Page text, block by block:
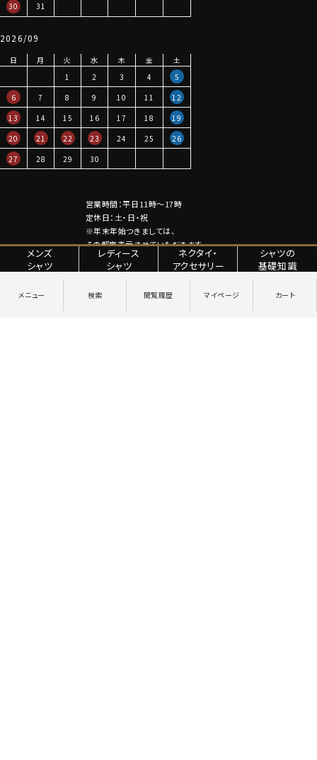
メンズ
シャツ
レディース
シャツ
ネクタイ・
アクセサリー
シャツの
基礎知識
30
31
2026/09
日 月 火 水 木 金
土
1
2 3 4
5
6
7 8 9 10 11
12
13
14 15 16 17 18
19
20
21 22 23 24 25
26
27
28 29 30
営業時間：平日11時～17時
定休日：土・日・祝
※年末年始つきましては、
その都度表示させていただきます。
特定商取引法に関する表記 プライバシーポリシー
Copyright © YANAGIDA ORIMONO CO.LTD. All Rights Reserved.